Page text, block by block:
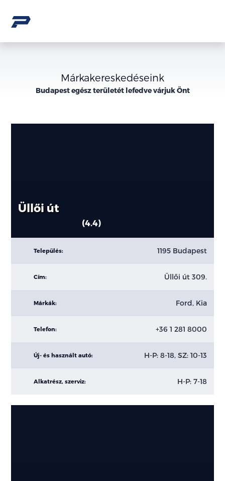
Márkakereskedéseink
Budapest egész területét lefedve várjuk Önt
márkakereskedésünkbe
Üllői út
4.4
Település: 1195 Budapest
Cím: Üllői út 309.
Márkák: Ford, Kia
Telefon: +36 1 281 8000
Új- és használt autó: H-P: 8-18, SZ: 10-13
Alkatrész, szerviz: H-P: 7-18